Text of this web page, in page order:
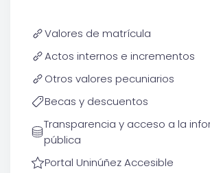
Valores de matrícula
Actos internos e incrementos
Otros valores pecuniarios
Becas y descuentos
Transparencia y acceso a la
pública
Portal Uninúñez Accesible